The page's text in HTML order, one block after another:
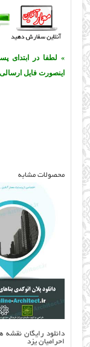
اینصورت فایل
محصولات مشابه
دانلود رایگان نقشه
احرامیان یزد